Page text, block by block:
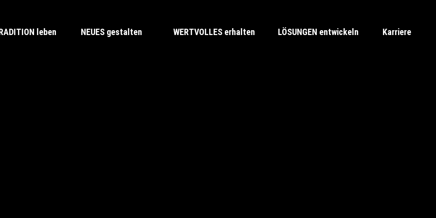
leben NEUES gestalten WERTVOLLES erhalten LÖSUNGEN entwickeln Karriere